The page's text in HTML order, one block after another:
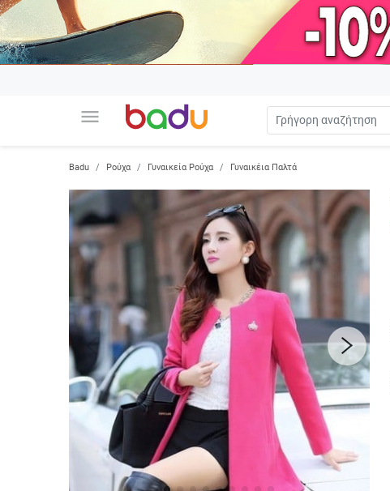
menu
Badu Ρούχα Γυναικεία Ρούχα Γυναικέια Παλτά